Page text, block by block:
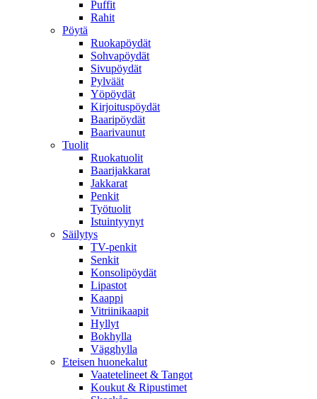
Puffit
Rahit
Pöytä
Ruokapöydät
Sohvapöydät
Sivupöydät
Pylväät
Yöpöydät
Kirjoituspöydät
Baaripöydät
Baarivaunut
Tuolit
Ruokatuolit
Baarijakkarat
Jakkarat
Penkit
Työtuolit
Istuintyynyt
Säilytys
TV-penkit
Senkit
Konsolipöydät
Lipastot
Kaappi
Vitriinikaapit
Hyllyt
Bokhylla
Vägghylla
Eteisen huonekalut
Vaatetelineet & Tangot
Koukut & Ripustimet